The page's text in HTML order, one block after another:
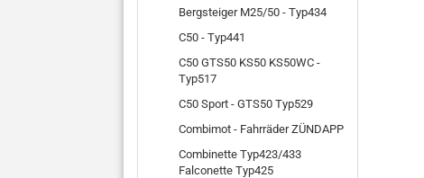
Bergsteiger M25/50 - Typ434
C50 - Typ441
C50 GTS50 KS50 KS50WC -
Typ517
C50 Sport - GTS50 Typ529
Combimot - Fahrräder ZÜNDAPP
Combinette Typ423/433
Falconette Typ425